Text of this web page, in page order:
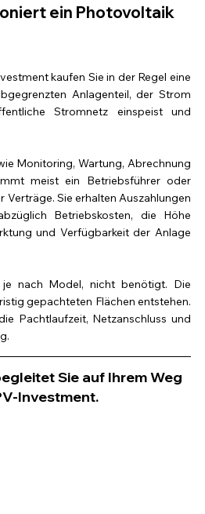
ein Photovoltaik
kaufen Sie in der Regel eine
Anlagenteil, der Strom
Stromnetz einspeist und
Monitoring, Wartung, Abrechnung
meist ein Betriebsführer oder
Verträge. Sie erhalten Auszahlungen
Betriebskosten, die Höhe
und Verfügbarkeit der Anlage
je nach Model, nicht benötigt. Die
gepachteten Flächen entstehen.
Pachtlaufzeit, Netzanschluss und
Sie auf Ihrem Weg
Investment.